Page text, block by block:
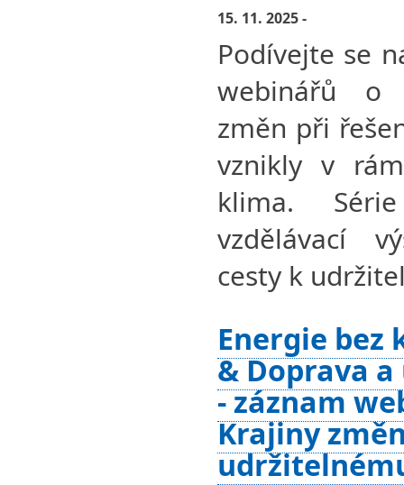
15. 11. 2025 -
Podívejte se
webinářů o
změn při
vznikly v
klima.
vzdělávací
cesty k
Energie bez
& Doprava
- záznam
Krajiny